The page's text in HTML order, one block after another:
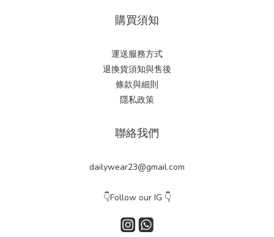
購買須知
運送服務方式
退換貨須知與售後
條款與細則
隱私政策
聯絡我們
dailywear23@gmail.com
👇Follow our IG 👇